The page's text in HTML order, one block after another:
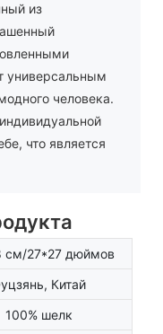
из
универсальным
человека.
что является
см/27*27 дюймов
Китай
100% шелк